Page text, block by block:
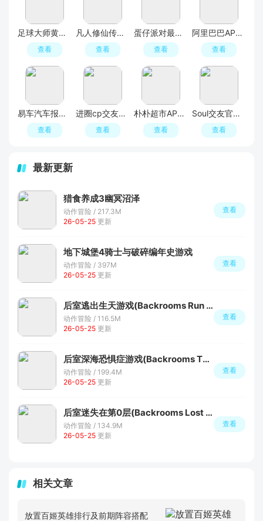
足球大师黄金一代手游
查看
凡人修仙传人界篇手游2026最新版
查看
蛋仔派对最新版
查看
阿里巴巴APP2026官方版
查看
易车汽车报价APP官方正版
查看
进圈cp交友软件手机版
查看
朴朴超市APP最新版本
查看
Soul交友官方APP最新版
查看
最新更新
猎食养成3幽冥沼泽
动作冒险 / 217.3M
26-05-25 更新
查看
地下城堡4骑士与破碎编年史游戏
动作冒险 / 397M
26-05-25 更新
查看
后室逃出生天游戏(Backrooms Run To Survive)
动作冒险 / 116.5M
26-05-25 更新
查看
后室深海恐惧症游戏(Backrooms Thalassophobia)
动作冒险 / 199.4M
26-05-25 更新
查看
后室迷失在第0层(Backrooms Lost in Level 0)
动作冒险 / 134.9M
26-05-25 更新
查看
相关文章
放置百姬英雄排行及前期阵容搭配